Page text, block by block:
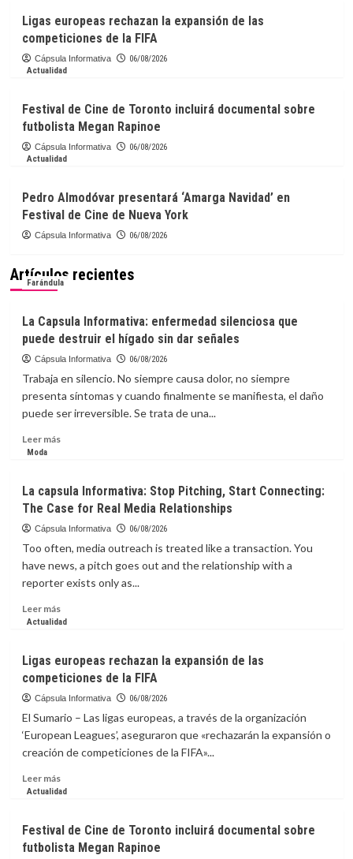
Ligas europeas rechazan la expansión de las
competiciones de la FIFA
Cápsula Informativa
06/08/2026
Actualidad
Festival de Cine de Toronto incluirá documental sobre
futbolista Megan Rapinoe
Cápsula Informativa
06/08/2026
Actualidad
Pedro Almodóvar presentará ‘Amarga Navidad’ en
Festival de Cine de Nueva York
Cápsula Informativa 06/08/2026
Artículos recientes
Farándula
La Capsula Informativa: enfermedad silenciosa que
puede destruir el hígado sin dar señales
Cápsula Informativa 06/08/2026
Trabaja en silencio. No siempre causa dolor, no siempre
presenta síntomas y cuando finalmente se manifiesta, el daño
puede ser irreversible. Se trata de una...
Leer másLeer
Capsula
Informativa:
enfermedad
silenciosa
que
puede
destruir
hígado
señales
Moda
La capsula Informativa: Stop Pitching, Start Connecting:
The Case for Real Media Relationships
Cápsula Informativa 06/08/2026
Too often, media outreach is treated like a transaction. You
have news, a pitch goes out and the relationship with a
reporter exists only as...
Leer másLeer
más
capsula
Informativa:
Stop
Pitching,
Connecting:
The
for
Relationships
Actualidad
Ligas europeas rechazan la expansión de las
competiciones de la FIFA
Cápsula Informativa 06/08/2026
El Sumario – Las ligas europeas, a través de la organización
‘European Leagues’, aseguraron que «rechazarán la expansión o
creación de competiciones de la FIFA»...
Leer másLeer
más
europeas
rechazan
Actualidad
Festival de Cine de Toronto incluirá documental sobre
futbolista Megan Rapinoe